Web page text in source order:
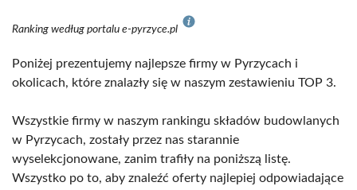
Ranking według portalu e-pyrzyce.pl
Poniżej prezentujemy najlepsze firmy w Pyrzycach i
okolicach, które znalazły się w naszym zestawieniu TOP 3.
Wszystkie firmy w naszym rankingu składów budowlanych
w Pyrzycach, zostały przez nas starannie
wyselekcjonowane, zanim trafiły na poniższą listę.
Wszystko po to, aby znaleźć oferty najlepiej odpowiadające